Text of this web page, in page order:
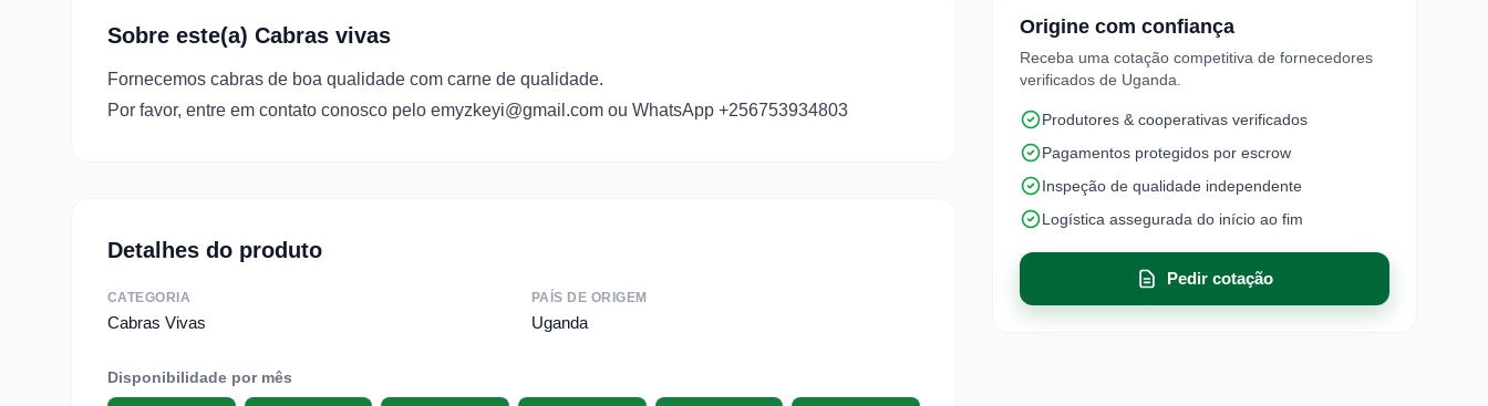
Sobre este(a) Cabras vivas
Fornecemos cabras de boa qualidade com carne de qualidade.
Por favor, entre em contato conosco pelo emyzkeyi@gmail.com ou WhatsApp +256753934803
Detalhes do produto
CATEGORIA
Cabras Vivas
PAÍS DE ORIGEM
Uganda
Disponibilidade por mês
Origine com confiança
Receba uma cotação competitiva de fornecedores
verificados de Uganda.
Produtores & cooperativas verificados
Pagamentos protegidos por escrow
Inspeção de qualidade independente
Logística assegurada do início ao fim
Pedir cotação